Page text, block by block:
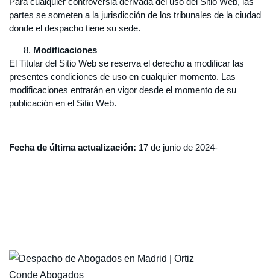
partes se someten a la jurisdicción de los tribunales de la ciudad
donde el despacho tiene su sede.
Modificaciones
El Titular del Sitio Web se reserva el derecho a modificar las
presentes condiciones de uso en cualquier momento. Las
modificaciones entrarán en vigor desde el momento de su
publicación en el Sitio Web.
Fecha de última actualización: 17 de junio de 2024-